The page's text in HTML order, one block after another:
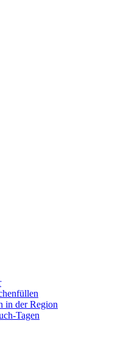
in der Region
Tagen